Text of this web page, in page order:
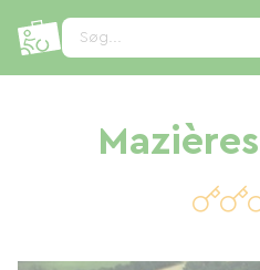
Søg...
CCookie-styringspanel